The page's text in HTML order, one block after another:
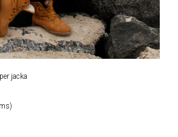
jacka